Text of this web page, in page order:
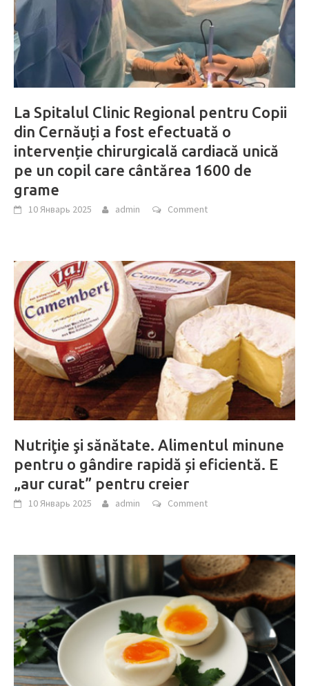
La Spitalul Clinic Regional pentru Copii
din Cernăuți a fost efectuată o
intervenție chirurgicală cardiacă unică
pe un copil care cântărea 1600 de
grame
10 Январь 2025 admin Comment
Nutriţie şi sănătate. Alimentul minune
pentru o gândire rapidă și eficientă. E
„aur curat” pentru creier
10 Январь 2025 admin Comment